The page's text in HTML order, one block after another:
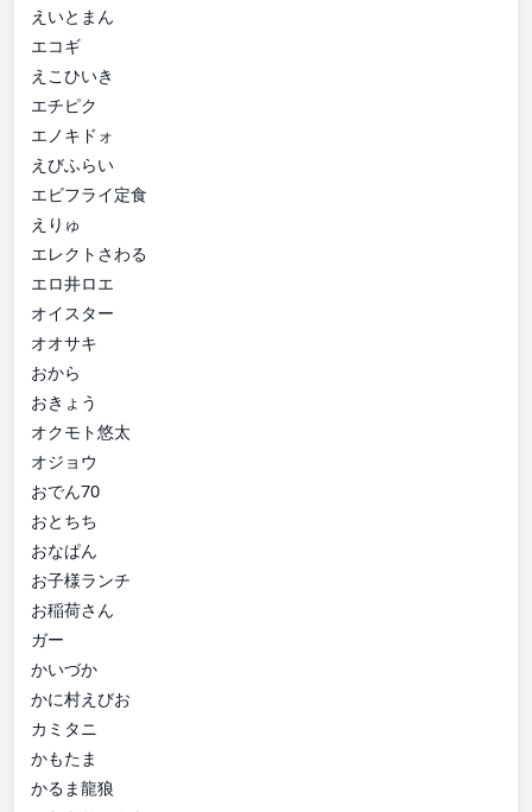
えいとまん
エコギ
えこひいき
エチピク
エノキドォ
えびふらい
エビフライ定食
えりゅ
エレクトさわる
エロ井ロエ
オイスター
オオサキ
おから
おきょう
オクモト悠太
オジョウ
おでん70
おとちち
おなぱん
お子様ランチ
お稲荷さん
ガー
かいづか
かに村えびお
カミタニ
かもたま
かるま龍狼